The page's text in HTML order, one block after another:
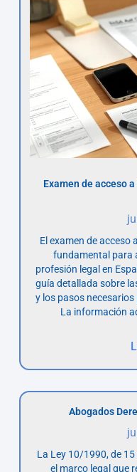
Examen de acceso
El examen de acceso
fundamental para
profesión legal en
guía detallada sobre
y los pasos
La información
Abogados
La Ley 10/1990, de
el marco legal que